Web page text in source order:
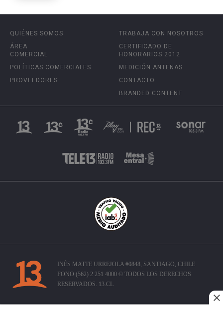
QUIÉNES SOMOS
ÁREA
COMERCIAL
POLÍTICAS COMERCIALES
PROVEEDORES
TRABAJA CON NOSOTROS
CERTIFICADO DE
HONORARIOS 2012
MEDICIÓN ANTENAS
CONTACTO
BRANDED CONTENT
INÉS MATTE URREJOLA #0848, SANTIAGO, CHILE
FONO (562) 2 251 4000 © TODOS LOS DERECHOS
RESERVADOS. 13.CL